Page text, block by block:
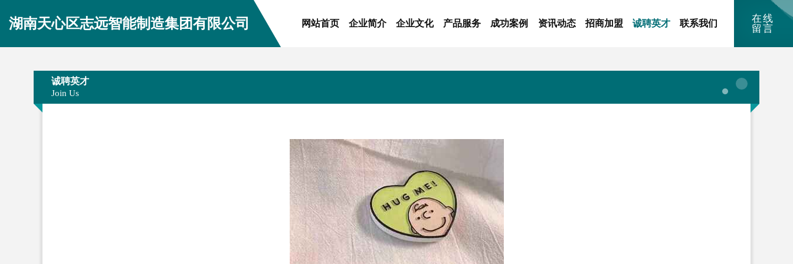
湖南天心区志远智能制造集团有限公司 网站首页 企业简介 企业文化 产品服务 成功案例 资讯动态 招商加盟 诚聘英才 联系我们
在线
留言
诚聘英才
Join Us